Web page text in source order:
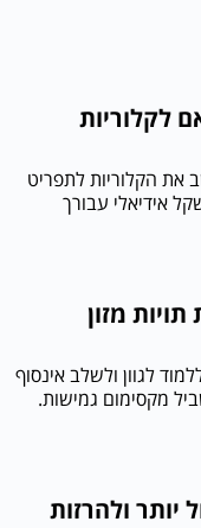
לקלוריות
את הקלוריות לתפריט
אידיאלי עבורך
מזון
לגוון ולשלב אינסוף
מקסימום גמישות.
ולהרזות